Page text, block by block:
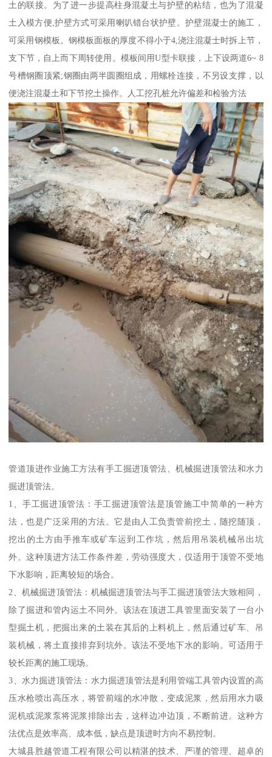
土的联接。为了进一步提高柱身混凝土与护壁的粘结，也为了混凝
土入模方便,护壁方式可采用喇叭错台状护壁。护壁混凝士的施工，
可采用钢模板。钢模板面板的厚度不得小于4,浇注混凝士时拆上节，
支下节，自上而下周转使用。模板间用U型卡联接，上下设两道6~ 8
号槽钢圈顶紧;钢圈由两半圆圈组成，用螺栓连接，不另设支撑，以
便浇注混凝土和下节挖土操作。人工挖孔桩允许偏差和检验方法
管道顶进作业施工方法有手工掘进顶管法、机械掘进顶管法和水力
掘进顶管法。
1、手工掘进顶管法：手工掘进顶管法是顶管施工中简单的一种方
法，也是广泛采用的方法。它是由人工负责管前挖土，随挖随顶，
挖出的土方由手推车或矿车运到工作坑，然后用吊装机械吊出坑
外。这种顶进方法工作条件差，劳动强度大，仅适用于顶管不受地
下水影响，距离较短的场合。
2、机械掘进顶管法：机械掘进顶管法与手工掘进顶管法大致相同，
除了掘进和管内运土不同外。该法在顶进工具管里面安装了一台小
型掘土机，把掘出来的土装在其后的上料机上，然后通过矿车、吊
装机械，将土直接排弃到坑外。该法不受地下水的影响。可适用于
较长距离的施工现场。
3、水力掘进顶管法：水力掘进顶管法是利用管端工具管内设置的高
压水枪喷出高压水，将管前端的水冲散，变成泥浆，然后用水力吸
泥机或泥浆泵将泥浆排除出去，这样边冲边顶，不断前进。这种方
法优点是效率高、成本低，缺点是顶进时方向不易控制。
大城县胜越管道工程有限公司以精湛的技术、严谨的管理、超卓的